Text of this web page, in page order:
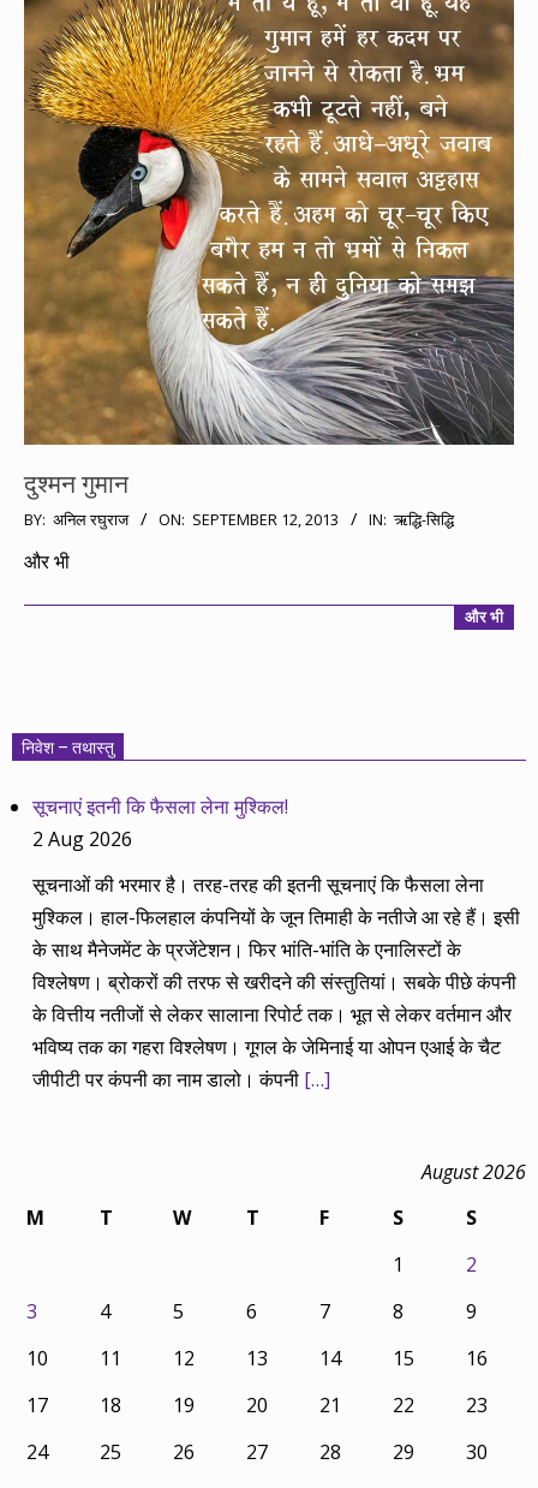
दुश्मन गुमान
2013-
09-
BY: अनिल रघुराज ON: SEPTEMBER 12, 2013 IN: ऋद्धि-सिद्धि
और भी
और भी
निवेश – तथास्तु
सूचनाएं इतनी कि फैसला लेना मुश्किल!
2 Aug 2026
सूचनाओं की भरमार है। तरह-तरह की इतनी सूचनाएं कि फैसला लेना
मुश्किल। हाल-फिलहाल कंपनियों के जून तिमाही के नतीजे आ रहे हैं। इसी
के साथ मैनेजमेंट के प्रजेंटेशन। फिर भांति-भांति के एनालिस्टों के
विश्लेषण। ब्रोकरों की तरफ से खरीदने की संस्तुतियां। सबके पीछे कंपनी
के वित्तीय नतीजों से लेकर सालाना रिपोर्ट तक। भूत से लेकर वर्तमान और
भविष्य तक का गहरा विश्लेषण। गूगल के जेमिनाई या ओपन एआई के चैट
जीपीटी पर कंपनी का नाम डालो। कंपनी […]
August 2026
M
T W T F S
S
1
2
3
4 5 6 7 8
9
10
11 12 13 14 15
16
17
18 19 20 21 22
23
24
25 26 27 28 29
30